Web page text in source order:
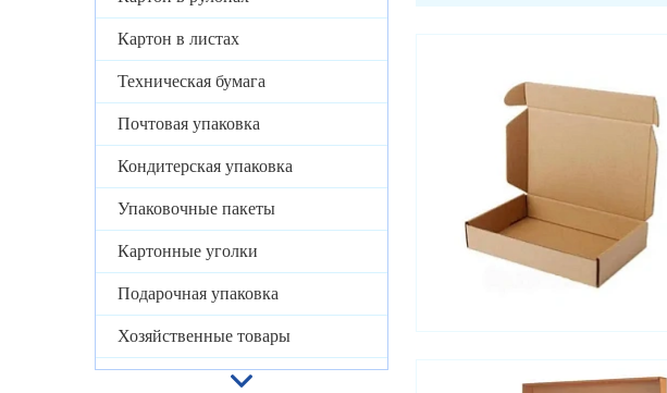
Картон в листах
Техническая бумага
Почтовая упаковка
Кондитерская упаковка
Упаковочные пакеты
Картонные уголки
Подарочная упаковка
Хозяйственные товары